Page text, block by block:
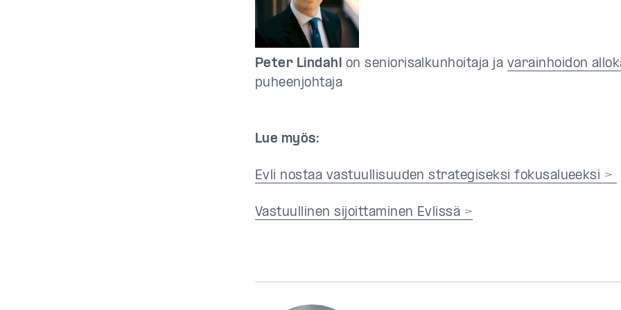
Peter Lindahl on seniorisalkunhoitaja ja varainhoidon
puheenjohtaja
Lue myös:
Evli nostaa vastuullisuuden strategiseksi fokusalueeksi >
Vastuullinen sijoittaminen Evlissä >